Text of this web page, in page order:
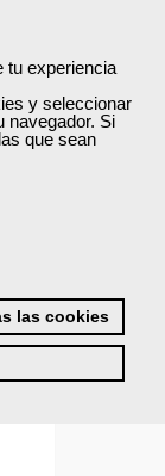
tu experiencia
y seleccionar
navegador. Si
que sean
las cookies